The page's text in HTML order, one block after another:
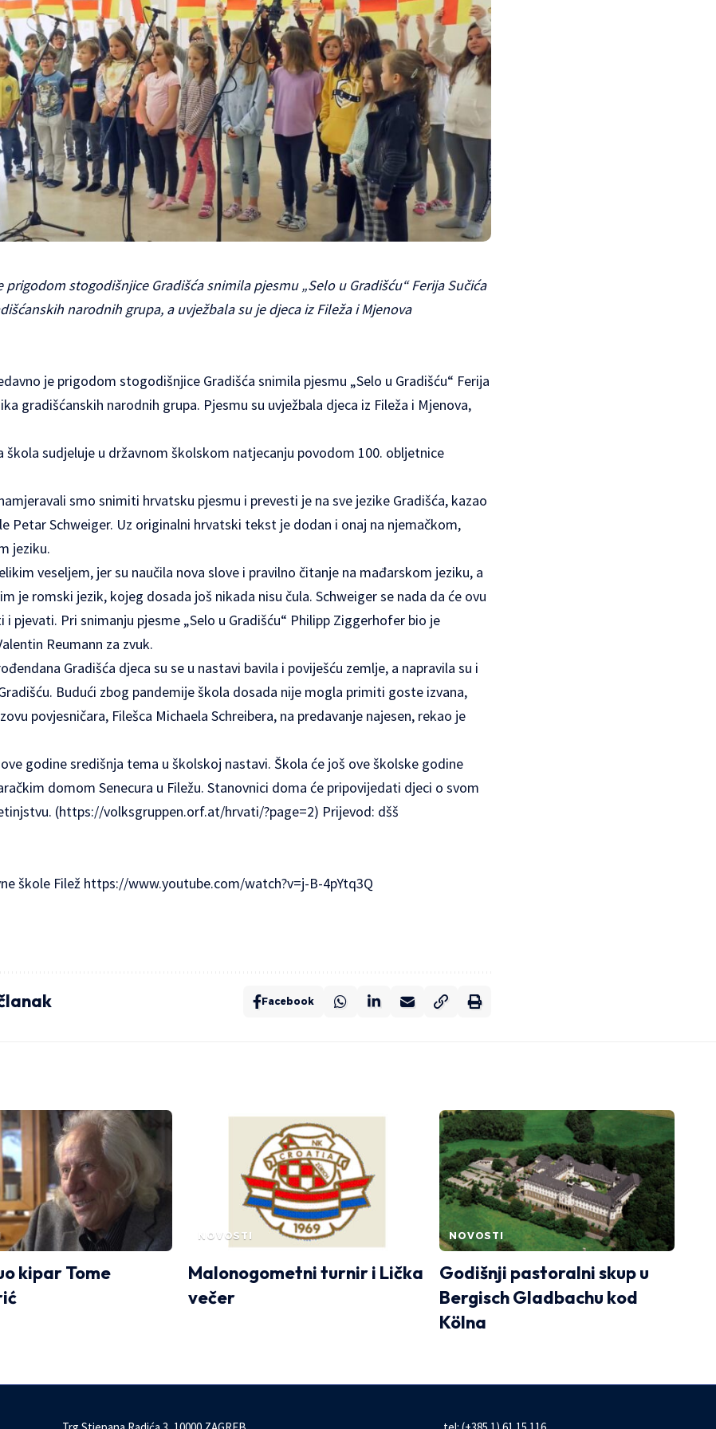
prigodom stogodišnjice Gradišća snimila pjesmu „Selo u Gradišću“ Ferija Sučića
narodnih grupa, a uvježbala su je djeca iz Fileža i Mjenova
je prigodom stogodišnjice Gradišća snimila pjesmu „Selo u Gradišću“ Ferija
gradišćanskih narodnih grupa. Pjesmu su uvježbala djeca iz Fileža i Mjenova,
škola sudjeluje u državnom školskom natjecanju povodom 100. obljetnice
smo snimiti hrvatsku pjesmu i prevesti je na sve jezike Gradišća, kazao
Petar Schweiger. Uz originalni hrvatski tekst je dodan i onaj na njemačkom,
jeziku.
veseljem, jer su naučila nova slove i pravilno čitanje na mađarskom jeziku, a
je romski jezik, kojeg dosada još nikada nisu čula. Schweiger se nada da će ovu
i pjevati. Pri snimanju pjesme „Selo u Gradišću“ Philipp Ziggerhofer bio je
Reumann za zvuk.
Gradišća djeca su se u nastavi bavila i poviješću zemlje, a napravila su i
Budući zbog pandemije škola dosada nije mogla primiti goste izvana,
povjesničara, Filešca Michaela Schreibera, na predavanje najesen, rekao je
godine središnja tema u školskoj nastavi. Škola će još ove školske godine
domom Senecura u Filežu. Stanovnici doma će pripovijedati djeci o svom
(https://volksgruppen.orf.at/hrvati/?page=2) Prijevod: dšš
škole Filež https://www.youtube.com/watch?v=j-B-4pYtq3Q
Facebook
kipar Tome
NOVOSTI
Malonogometni turnir i Lička
večer
NOVOSTI
Godišnji pastoralni skup u
Bergisch Gladbachu kod
Kölna